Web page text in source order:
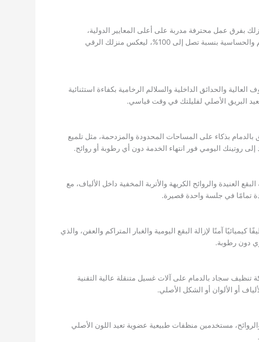
بفرق عمل محترفة مدربة على أعلى المعايير الدولية،
مستخدمين أحدث التقنيات مثل أجهزة البخار عالية الضغط والتنظيف العميق بالفرشاة الدوارة لإزالة الغبار والجراثيم والحساسية بنسبة تصل إلى 100%، ليعكس منزلك الرقي
والحدائق الداخلية والسلالم الرخامية بكفاءة استثنائية
البريق الأصلي لفليلتك في وقت قياسي.
بذكاء على المساحات المحدودة والمزدحمة، مثل تلميع
إلى روتينك اليومي فور انتهاء الخدمة دون أي رطوبة أو روائح.
العنيدة والروائح الكريهة والأتربة المخفية داخل الألياف، مع
آمنًا لإزالة البقع اليومية والغبار المتراكم والعفن، والذي
دون رطوبة.
سجاد بالدمام على آلات غسيل متنقلة عالية التقنية
مستخدمين منظفات طبيعية عضوية تعيد اللون الأصلي